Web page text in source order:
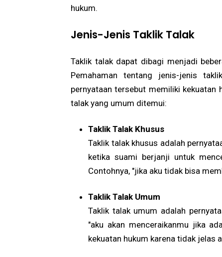
hukum.
Jenis-Jenis Taklik Talak
Taklik talak dapat dibagi menjadi
Pemahaman tentang jenis-jenis
pernyataan tersebut memiliki kekuatan
talak yang umum ditemui:
Taklik Talak Khusus
Taklik talak khusus adalah
ketika suami berjanji untuk
Contohnya, "jika aku tidak bisa
Taklik Talak Umum
Taklik talak umum adalah
"aku akan menceraikanmu jika
kekuatan hukum karena tidak jelas